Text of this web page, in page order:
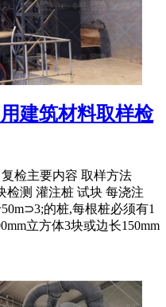
建筑材料取样检
检主要内容 取样方法
检测 灌注桩 试块 每浇注
的桩,每根桩必须有1
立方体3块或边长150mm